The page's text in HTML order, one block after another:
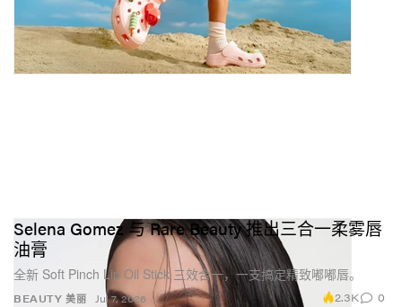
BEAUTY 美丽
Selena Gomez 与 Rare Beauty 推出三合一柔雾唇
油膏
全新 Soft Pinch Lip Oil Stick 三效合一，一支搞定精致嘟嘟唇。
Jul 7, 2026 2.3K 0